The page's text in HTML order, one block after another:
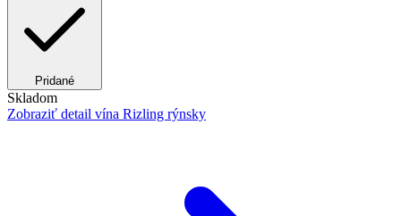
Pridané
Skladom
Zobraziť detail vína Rizling rýnsky